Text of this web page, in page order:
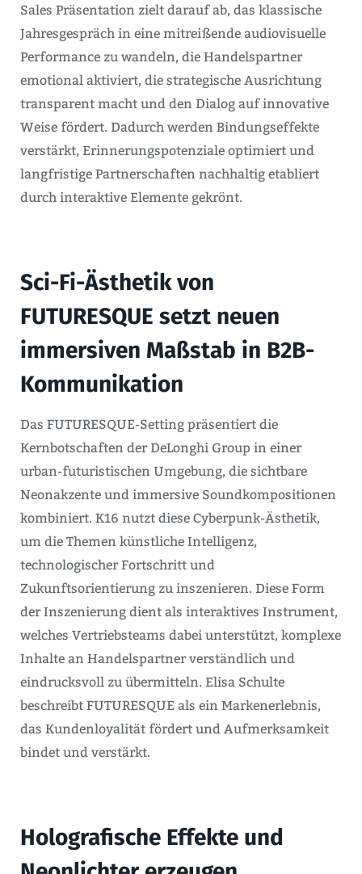
Sales Präsentation zielt darauf ab, das klassische
Jahresgespräch in eine mitreißende audiovisuelle
Performance zu wandeln, die Handelspartner
emotional aktiviert, die strategische Ausrichtung
transparent macht und den Dialog auf innovative
Weise fördert. Dadurch werden Bindungseffekte
verstärkt, Erinnerungspotenziale optimiert und
langfristige Partnerschaften nachhaltig etabliert
durch interaktive Elemente gekrönt.
Sci-Fi-Ästhetik von
FUTURESQUE setzt neuen
immersiven Maßstab in B2B-
Kommunikation
Das FUTURESQUE-Setting präsentiert die
Kernbotschaften der DeLonghi Group in einer
urban-futuristischen Umgebung, die sichtbare
Neonakzente und immersive Soundkompositionen
kombiniert. K16 nutzt diese Cyberpunk-Ästhetik,
um die Themen künstliche Intelligenz,
technologischer Fortschritt und
Zukunftsorientierung zu inszenieren. Diese Form
der Inszenierung dient als interaktives Instrument,
welches Vertriebsteams dabei unterstützt, komplexe
Inhalte an Handelspartner verständlich und
eindrucksvoll zu übermitteln. Elisa Schulte
beschreibt FUTURESQUE als ein Markenerlebnis,
das Kundenloyalität fördert und Aufmerksamkeit
bindet und verstärkt.
Holografische Effekte und